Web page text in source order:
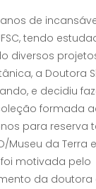
de
tendo
diversos
a Doutora
e decidiu
formada
para reserva
Museu da Terra
motivada pelo
da doutora